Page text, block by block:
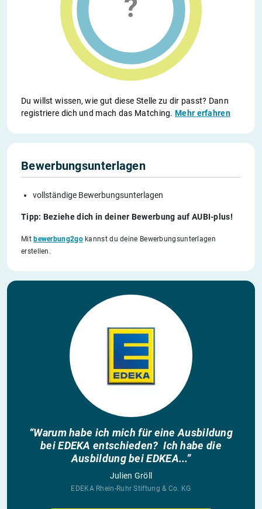
Du willst wissen, wie gut diese Stelle zu dir passt? Dann
registriere dich und mach das Matching.Mehr erfahren
Bewerbungsunterlagen
vollständige Bewerbungsunterlagen
Tipp: Beziehe dich in deiner Bewerbung auf AUBI-plus!
Mitbewerbung2gokannst du deine Bewerbungsunterlagen
erstellen.
“Warum habe ich mich für eine Ausbildung
bei EDEKA entschieden? Ich habe die
Ausbildung bei EDKEA...”
Julien Gröll
EDEKA Rhein-Ruhr Stiftung & Co. KG